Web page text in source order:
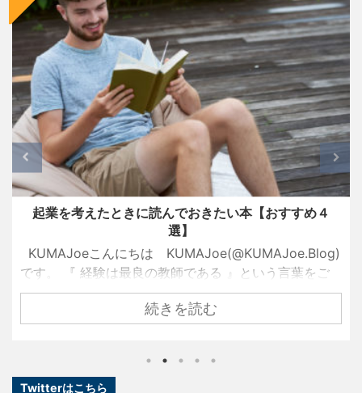
起業を考えたときに読んでおきたい本【おすすめ４
選】
KUMAJoeこんにちは KUMAJoe(@KUMAJoe.Blog)
です。 『 経験は最良の教師である 』という言葉をご
存知でしょうか？ 名経営者として大きな成功を手にし
ている創業者たちも、ずっと順風満帆な人生を送って
ただし授業料が高すぎる 』というものです。 失敗はコ
続きを読む
Twitterはこちら